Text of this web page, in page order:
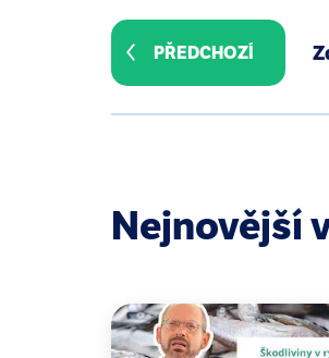
Colacino JA,
Sample.
Swan SH, Main
Future Families
Stulhofer A.
Swan SH, Liu
Swan SH.
Environ Res.
PŘEDCHOZÍ
Nejnovější